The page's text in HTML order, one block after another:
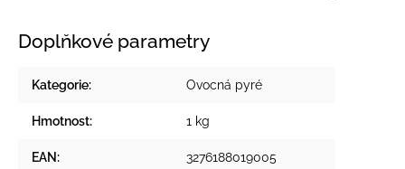
Doplňkové parametry
Kategorie: Ovocná pyré
Hmotnost: 1 kg
EAN: 3276188019005